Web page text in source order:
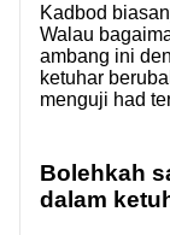
Kadbod
Walau
ambang ini
ketuhar
menguji had
Bolehkah
dalam